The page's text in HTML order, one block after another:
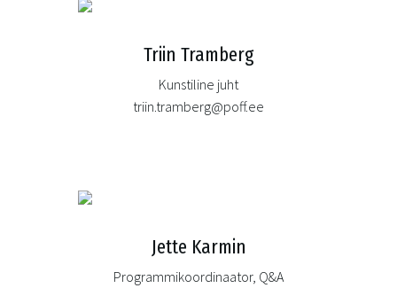
Triin Tramberg
Kunstiline juht
triin.tramberg@poff.ee
Jette Karmin
Programmikoordinaator, Q&A